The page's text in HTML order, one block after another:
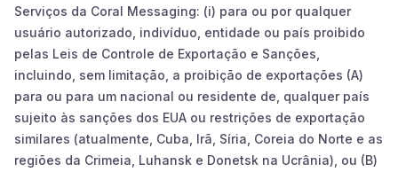
Serviços da Coral Messaging: (i) para ou por qualquer
usuário autorizado, indivíduo, entidade ou país proibido
pelas Leis de Controle de Exportação e Sanções,
incluindo, sem limitação, a proibição de exportações (A)
para ou para um nacional ou residente de, qualquer país
sujeito às sanções dos EUA ou restrições de exportação
similares (atualmente, Cuba, Irã, Síria, Coreia do Norte e as
regiões da Crimeia, Luhansk e Donetsk na Ucrânia), ou (B)